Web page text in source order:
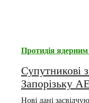
Протидія ядерним
Супутникові
Запорізьку
Нові дані